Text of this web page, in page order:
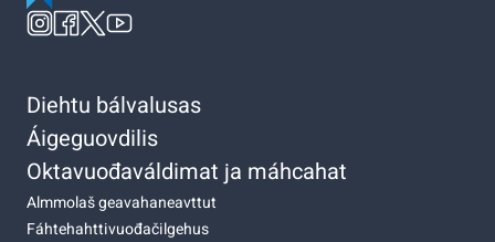
Diehtu bálvalusas
Áigeguovdilis
Oktavuođaváldimat ja máhcahat
Almmolaš geavahaneavttut
Fáhtehahttivuođačilgehus